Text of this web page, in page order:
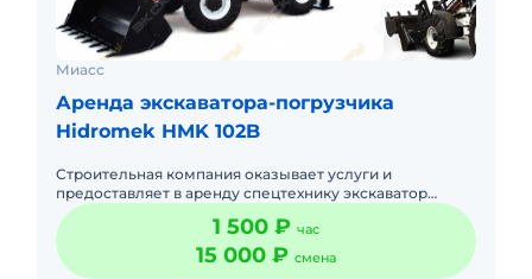
Миасс
Аренда экскаватора-погрузчика
Hidromek HMK 102B
Строительная компания оказывает услуги и
предоставляет в аренду спецтехнику экскаватор
погрузчик Hidromek 102 (аналог JCB 3CX Contractor,
Terex 860/880 Elite) я
1 500 ₽ час
15 000 ₽ смена